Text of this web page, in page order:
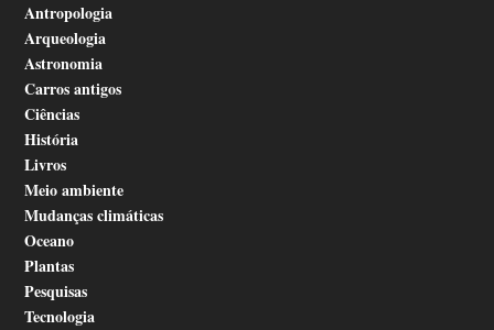
Antropologia
Arqueologia
Astronomia
Carros antigos
Ciências
História
Livros
Meio ambiente
Mudanças climáticas
Oceano
Plantas
Pesquisas
Tecnologia